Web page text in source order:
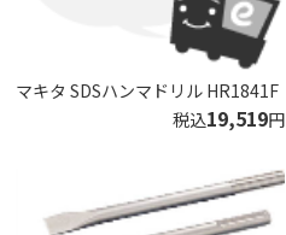
マキタ SDSハンマドリル HR1841F
税込19,519円